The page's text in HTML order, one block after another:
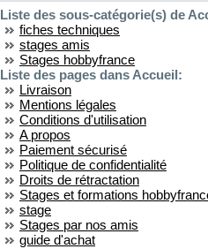
Liste des sous-catégorie(s) de
fiches techniques
stages amis
Stages hobbyfrance
Liste des pages dans Accueil:
Livraison
Mentions légales
Conditions d'utilisation
A propos
Paiement sécurisé
Politique de confidentialité
Droits de rétractation
Stages et formations
stage
Stages par nos amis
guide d'achat